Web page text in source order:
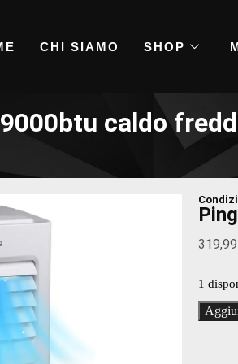
CHI SIAMO SHOP
caldo
1